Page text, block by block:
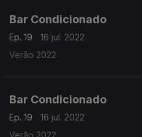
Bar Condicionado
Ep. 19
16 jul. 2022
Verão 2022
Bar Condicionado
Ep. 19
16 jul. 2022
Verão 2022